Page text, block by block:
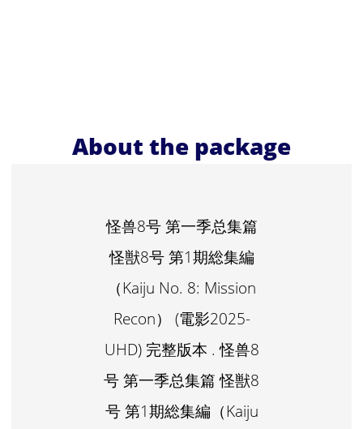
About the package
怪兽8号 第一季总集篇
怪獣8号 第1期総集編
（Kaiju No. 8: Mission
Recon） (電影2025-
UHD) 完整版本 . 怪兽8
号 第一季总集篇 怪獣8
号 第1期総集編（Kaiju